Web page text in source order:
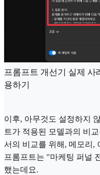
프롬프트 개선기 실제 사
용하기
이후, 아무것도 설정하지
트가 적용된 모델과의 비
서의 비교를 위해, 메모리,
프롬프트는 "마케팅 퍼널
했는데요.